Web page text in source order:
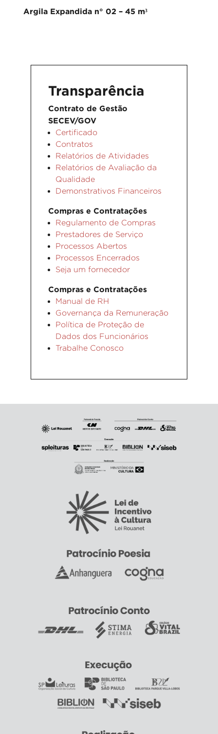
Argila Expandida n° 02 – 45 m³
Transparência
Contrato de Gestão
SECEV/GOV
Certificado
Contratos
Relatórios de Atividades
Relatórios de Avaliação da
Qualidade
Demonstrativos Financeiros
Compras e Contratações
Regulamento de Compras
Prestadores de Serviço
Processos Abertos
Processos Encerrados
Seja um fornecedor
Compras e Contratações
Manual de RH
Governança da Remuneração
Política de Proteção de
Dados dos Funcionários
Trabalhe Conosco